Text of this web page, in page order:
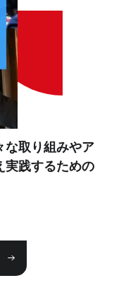
な取り組みやア
実践するための